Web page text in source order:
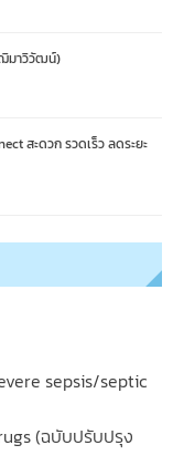
มาวิวัฒน์)
สะดวก รวดเร็ว ลดระยะ
sepsis/septic
(ฉบับปรับปรุง